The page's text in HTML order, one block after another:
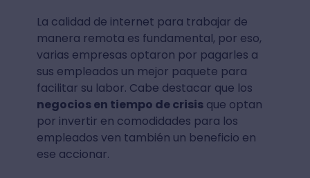
La calidad de internet para trabajar de
manera remota es fundamental, por eso,
varias empresas optaron por pagarles a
sus empleados un mejor paquete para
facilitar su labor. Cabe destacar que los
negocios en tiempo de crisisque optan
por invertir en comodidades para los
empleados ven también un beneficio en
ese accionar.